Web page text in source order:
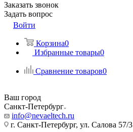
Заказать звонок
Задать вопрос
Войти
Корзина0
Избранные товары0
Сравнение товаров0
Ваш город
Санкт-Петербург
info@nevaeltech.ru
г. Санкт-Петербург, ул. Салова 57/3